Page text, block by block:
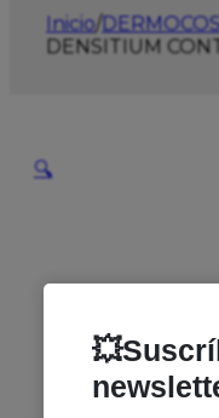
Inicio/
DENSITIUM
🔍